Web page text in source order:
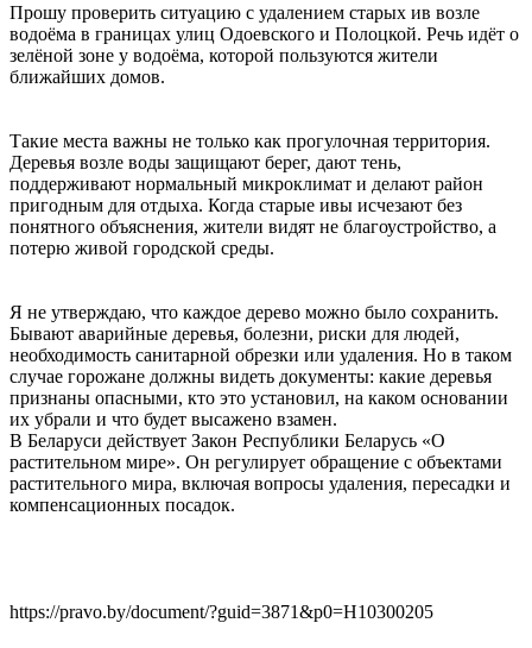
Прошу проверить ситуацию с удалением старых ив возле
водоёма в границах улиц Одоевского и Полоцкой. Речь идёт о
зелёной зоне у водоёма, которой пользуются жители
ближайших домов.
Такие места важны не только как прогулочная территория.
Деревья возле воды защищают берег, дают тень,
поддерживают нормальный микроклимат и делают район
пригодным для отдыха. Когда старые ивы исчезают без
понятного объяснения, жители видят не благоустройство, а
потерю живой городской среды.
Я не утверждаю, что каждое дерево можно было сохранить.
Бывают аварийные деревья, болезни, риски для людей,
необходимость санитарной обрезки или удаления. Но в таком
случае горожане должны видеть документы: какие деревья
признаны опасными, кто это установил, на каком основании
их убрали и что будет высажено взамен.
В Беларуси действует Закон Республики Беларусь «О
растительном мире». Он регулирует обращение с объектами
растительного мира, включая вопросы удаления, пересадки и
компенсационных посадок.
https://pravo.by/document/?guid=3871&p0=H10300205